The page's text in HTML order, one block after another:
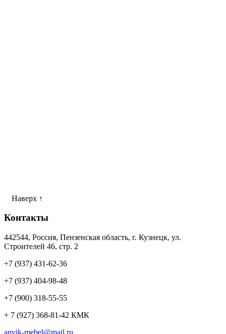
Наверх ↑
Контакты
442544, Россия, Пензенская область, г. Кузнецк, ул.
Строителей 46, стр. 2
+7 (937) 431-62-36
+7 (937) 404-98-48
+7 (900) 318-55-55
+ 7 (927) 368-81-42 КМК
anvik-mebel@mail.ru